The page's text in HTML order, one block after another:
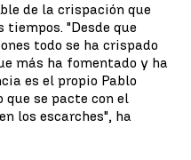
de la crispación que
"Desde que
todo se ha crispado
más ha fomentado y ha
es el propio Pablo
se pacte con el
los escarches", ha